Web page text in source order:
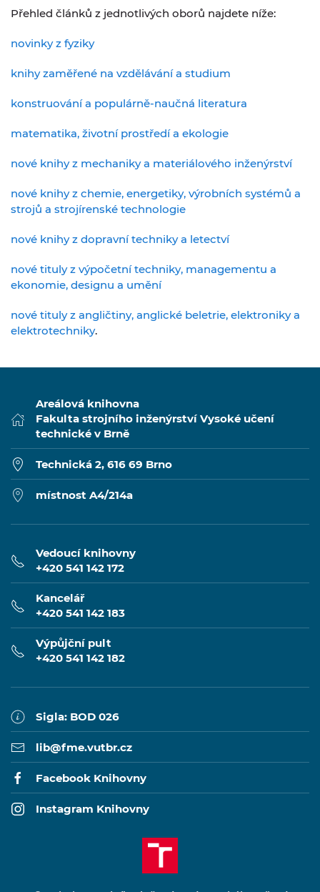
Přehled článků z jednotlivých oborů najdete níže:
novinky z fyziky
knihy zaměřené na vzdělávání a studium
konstruování a populárně-naučná literatura
matematika, životní prostředí a ekologie
nové knihy z mechaniky a materiálového inženýrství
nové knihy z chemie, energetiky, výrobních systémů a
strojů a strojírenské technologie
nové knihy z dopravní techniky a letectví
nové tituly z výpočetní techniky, managementu a
ekonomie, designu a umění
nové tituly z angličtiny, anglické beletrie, elektroniky a
elektrotechniky.
Areálová knihovna
Fakulta strojního inženýrství Vysoké učení
technické v Brně
Technická 2, 616 69 Brno
místnost A4/214a
Vedoucí knihovny
+420 541 142 172
Kancelář
+420 541 142 183
Výpůjční pult
+420 541 142 182
Sigla: BOD 026
lib@fme.vutbr.cz
Facebook Knihovny
Instagram Knihovny